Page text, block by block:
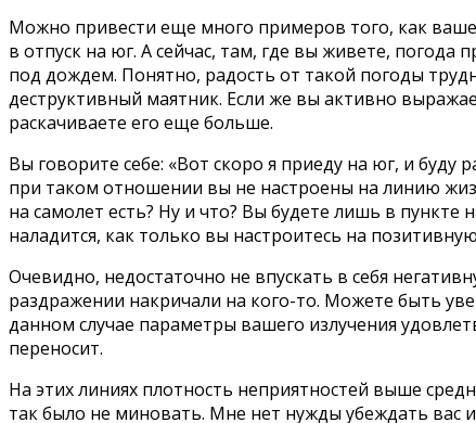
Можно привести еще много примеров того, как
в отпуск на юг. А сейчас, там, где вы живете,
под дождем. Понятно, радость от такой погоды
деструктивный маятник. Если же вы активно
раскачиваете его еще больше.
Вы говорите себе: «Вот скоро я приеду на юг, и буду
при таком отношении вы не настроены на линию
на самолет есть? Ну и что? Вы будете лишь в пункте
наладится, как только вы настроитесь на
Очевидно, недостаточно не впускать в себя
раздражении накричали на кого-то. Можете быть
данном случае параметры вашего излучения
переносит.
На этих линиях плотность неприятностей выше
так было не миновать. Мне нет нужды убеждать вас